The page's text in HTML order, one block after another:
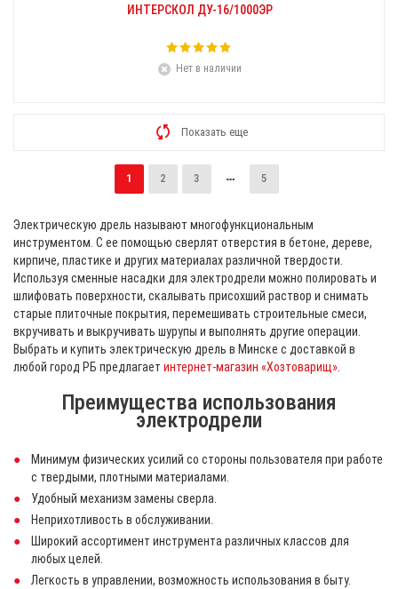
ИНТЕРСКОЛ ДУ-16/1000ЭР
Нет в наличии
Показать еще
1 2 3 5
Электрическую дрель называют многофункциональным
инструментом. С ее помощью сверлят отверстия в бетоне, дереве,
кирпиче, пластике и других материалах различной твердости.
Используя сменные насадки для электродрели можно полировать и
шлифовать поверхности, скалывать присохший раствор и снимать
старые плиточные покрытия, перемешивать строительные смеси,
вкручивать и выкручивать шурупы и выполнять другие операции.
Выбрать и купить электрическую дрель в Минске с доставкой в
любой город РБ предлагает интернет-магазин «Хозтоварищ»
Преимущества использования
электродрели
Минимум физических усилий со стороны пользователя при работе
с твердыми, плотными материалами.
Удобный механизм замены сверла.
Неприхотливость в обслуживании.
Широкий ассортимент инструмента различных классов для
любых целей.
Легкость в управлении, возможность использования в быту.